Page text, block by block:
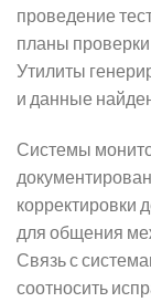
проведение
планы
Утилиты
и данные
Системы
корректировки
для общения
Связь с
соотносить